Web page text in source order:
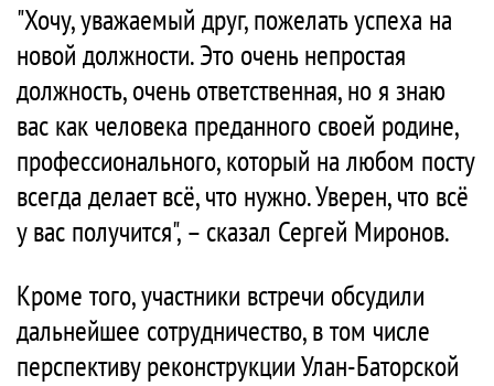
"Хочу, уважаемый друг, пожелать успеха на
новой должности. Это очень непростая
должность, очень ответственная, но я знаю
вас как человека преданного своей родине,
профессионального, который на любом посту
всегда делает всё, что нужно. Уверен, что всё
у вас получится", – сказал Сергей Миронов.
Кроме того, участники встречи обсудили
дальнейшее сотрудничество, в том числе
перспективу реконструкции Улан-Баторской